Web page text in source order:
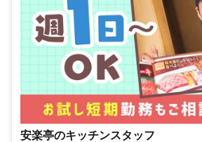
安楽亭のキッチンスタッフ